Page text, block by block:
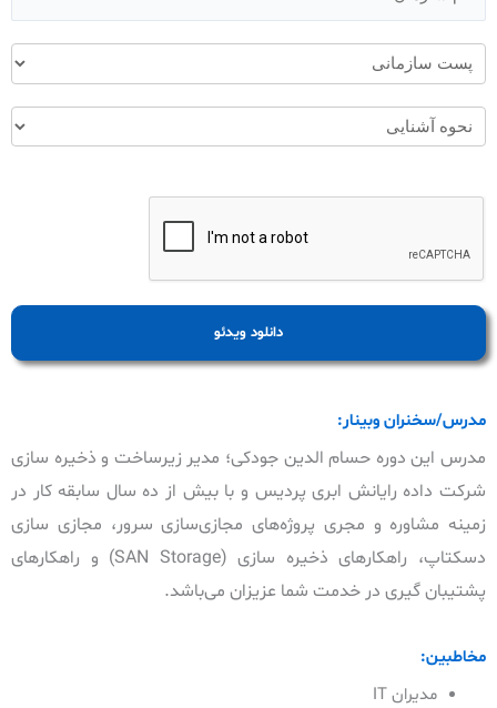
دانلود ویدئو
مدرس/سخنران وبینار:
مدرس این دوره حسام الدین جودکی؛ مدیر زیرساخت و ذخیره سازی
شرکت داده رایانش ابری پردیس و با بیش از ده سال سابقه کار در
زمینه مشاوره و مجری پروژه‌های مجازی‌سازی سرور، مجازی سازی
دسکتاپ، راهکارهای ذخیره سازی (SAN Storage) و راهکارهای
پشتیبان گیری در خدمت شما عزیزان می‌باشد.
مخاطبین:
مدیران IT